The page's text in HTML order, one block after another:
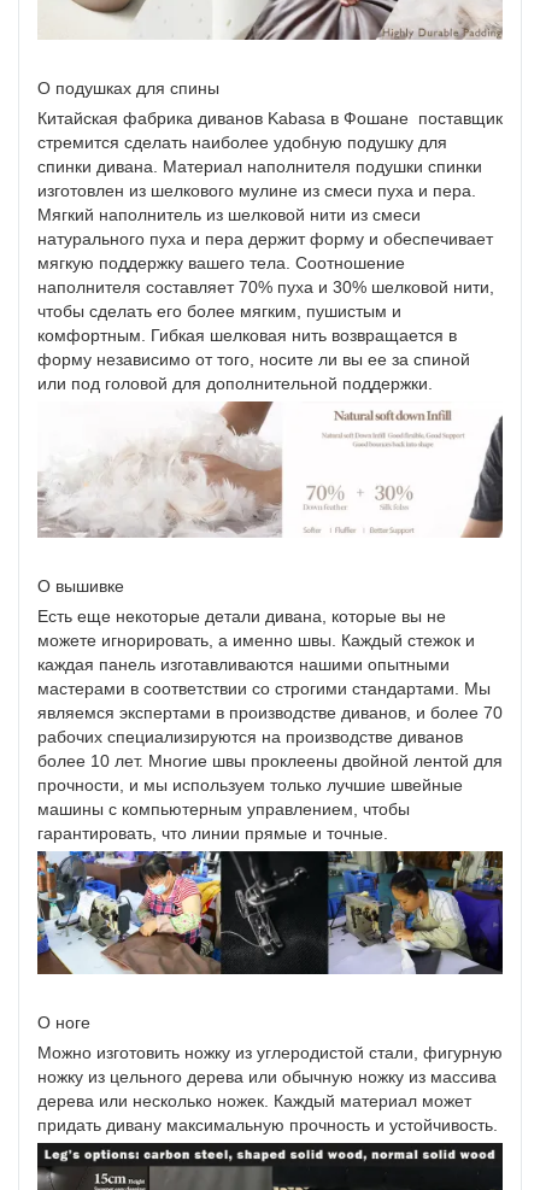
О подушках для спины
Китайская фабрика диванов Kabasa в Фошане поставщик
стремится сделать наиболее удобную подушку для
спинки дивана. Материал наполнителя подушки спинки
изготовлен из шелкового мулине из смеси пуха и пера.
Мягкий наполнитель из шелковой нити из смеси
натурального пуха и пера держит форму и обеспечивает
мягкую поддержку вашего тела. Соотношение
наполнителя составляет 70% пуха и 30% шелковой нити,
чтобы сделать его более мягким, пушистым и
комфортным. Гибкая шелковая нить возвращается в
форму независимо от того, носите ли вы ее за спиной
или под головой для дополнительной поддержки.
О вышивке
Есть еще некоторые детали дивана, которые вы не
можете игнорировать, а именно швы. Каждый стежок и
каждая панель изготавливаются нашими опытными
мастерами в соответствии со строгими стандартами. Мы
являемся экспертами в производстве диванов, и более 70
рабочих специализируются на производстве диванов
более 10 лет. Многие швы проклеены двойной лентой для
прочности, и мы используем только лучшие швейные
машины с компьютерным управлением, чтобы
гарантировать, что линии прямые и точные.
О ноге
Можно изготовить ножку из углеродистой стали, фигурную
ножку из цельного дерева или обычную ножку из массива
дерева или несколько ножек. Каждый материал может
придать дивану максимальную прочность и устойчивость.